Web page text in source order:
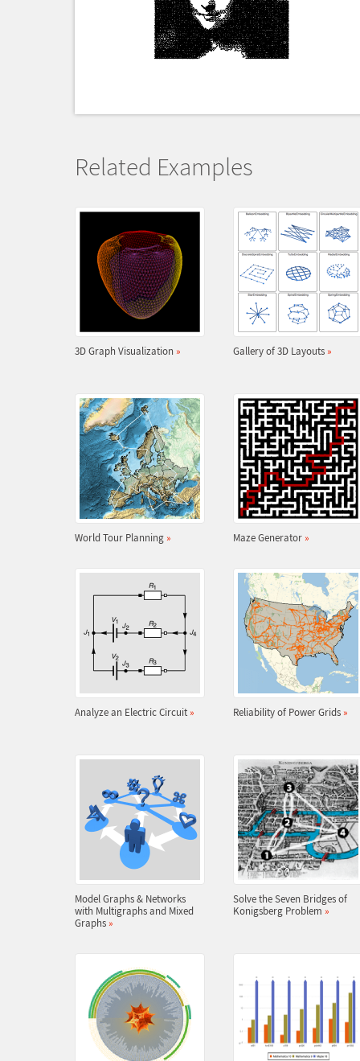
Related Examples
3D Graph Visualization » Gallery of 3D Layouts »
World Tour Planning » Maze Generator »
Analyze an Electric Circuit » Reliability of Power Grids »
Model Graphs & Networks
with Multigraphs and Mixed
Graphs »
Solve the Seven Bridges of
Konigsberg Problem »